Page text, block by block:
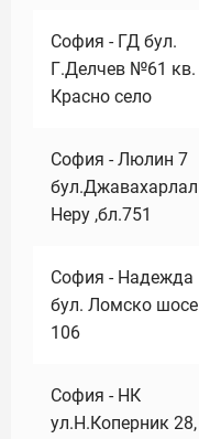
София - ГД бул.
Г.Делчев №61 кв.
Красно село
София - Люлин 7
бул.Джавахарлал
Неру ,бл.751
София - Надежда
бул. Ломско шосе
106
София - НК
ул.Н.Коперник 28,